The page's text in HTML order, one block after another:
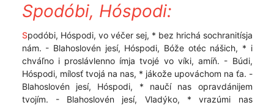
Spodóbi, Hóspodi:
Spodóbi, Hóspodi, vo véčer sej, * bez hrichá sochranitísja
nám. - Blahoslovén jesí, Hóspodi, Bóže otéc nášich, * i
chváľno i proslávlenno ímja tvojé vo víki, amíň. - Búdi,
Hóspodi, mílosť tvojá na nas, * jákože upováchom na ťa. -
Blahoslovén jesí, Hóspodi, * naučí nas opravdánijem
tvojím. - Blahoslovén jesí, Vladýko, * vrazúmi nas